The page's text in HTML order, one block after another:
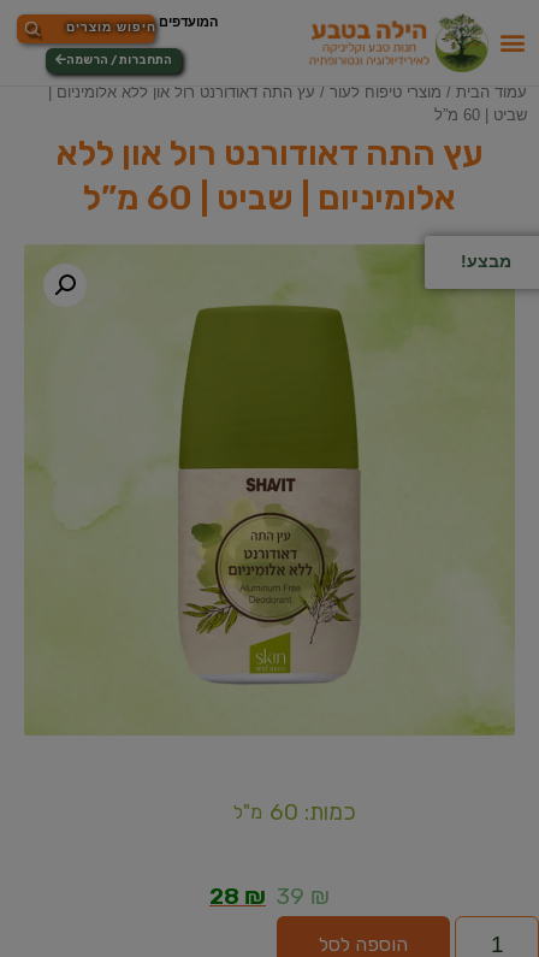
התחברות / הרשמה
עמוד הבית / מוצרי טיפוח לעור / עץ התה דאודורנט רול און ללא אלומיניום |
שביט | 60 מ”ל
עץ התה דאודורנט רול און ללא
אלומיניום | שביט | 60 מ”ל
מבצע!
כמות: 60 מ"ל
39 ₪
28 ₪
הוספה לסל